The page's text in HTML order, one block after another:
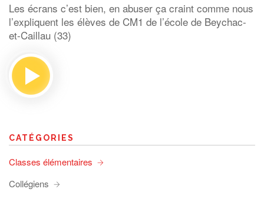
Les écrans c’est bien, en abuser ça craint comme nous
l’expliquent les élèves de CM1 de l’école de Beychac-
et-Caillau (33)
CATÉGORIES
Classes élémentaires
Collégiens